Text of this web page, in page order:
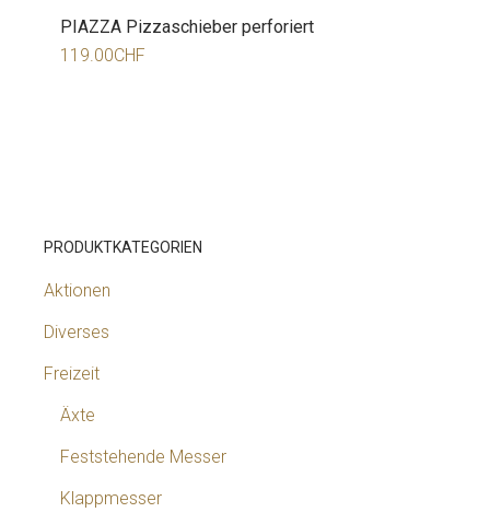
PIAZZA Pizzaschieber perforiert
119.00CHF
PRODUKTKATEGORIEN
Aktionen
Diverses
Freizeit
Äxte
Feststehende Messer
Klappmesser